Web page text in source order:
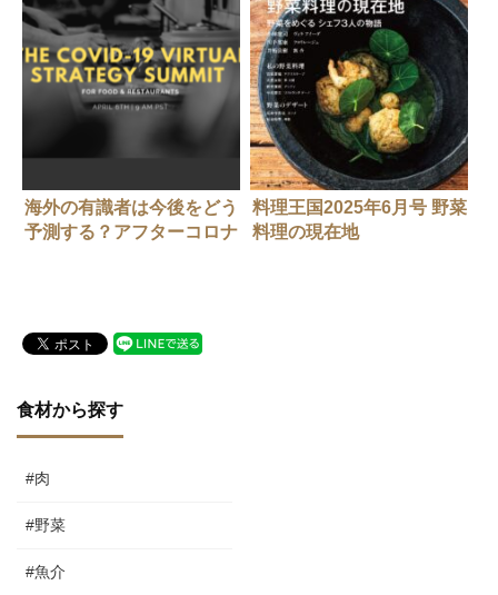
海外の有識者は今後をどう
予測する？アフターコロナ
料理王国2025年6月号 野菜
料理の現在地
食材から探す
#肉
#野菜
#魚介